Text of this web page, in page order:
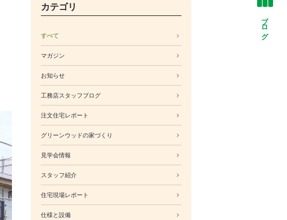
ABOUT
ブログ
お問い合わせ・資料請求
ブログ
カテゴリ
すべて
マガジン
お知らせ
工務店スタッフブログ
注文住宅レポート
グリーンウッドの家づくり
見学会情報
スタッフ紹介
住宅現場レポート
仕様と設備